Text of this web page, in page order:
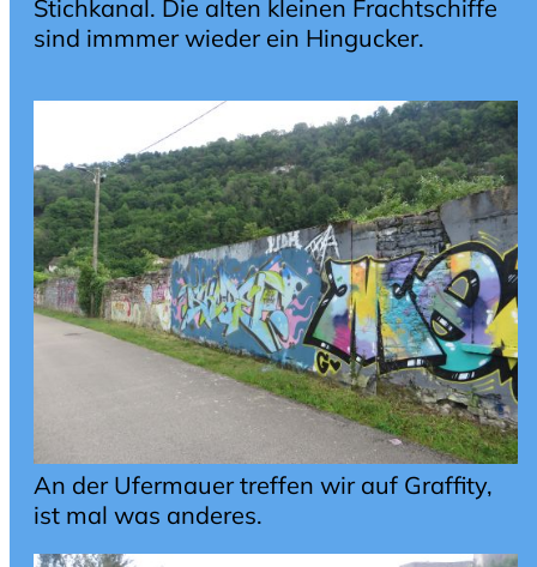
Stichkanal. Die alten kleinen Frachtschiffe
sind immmer wieder ein Hingucker.
An der Ufermauer treffen wir auf Graffity,
ist mal was anderes.